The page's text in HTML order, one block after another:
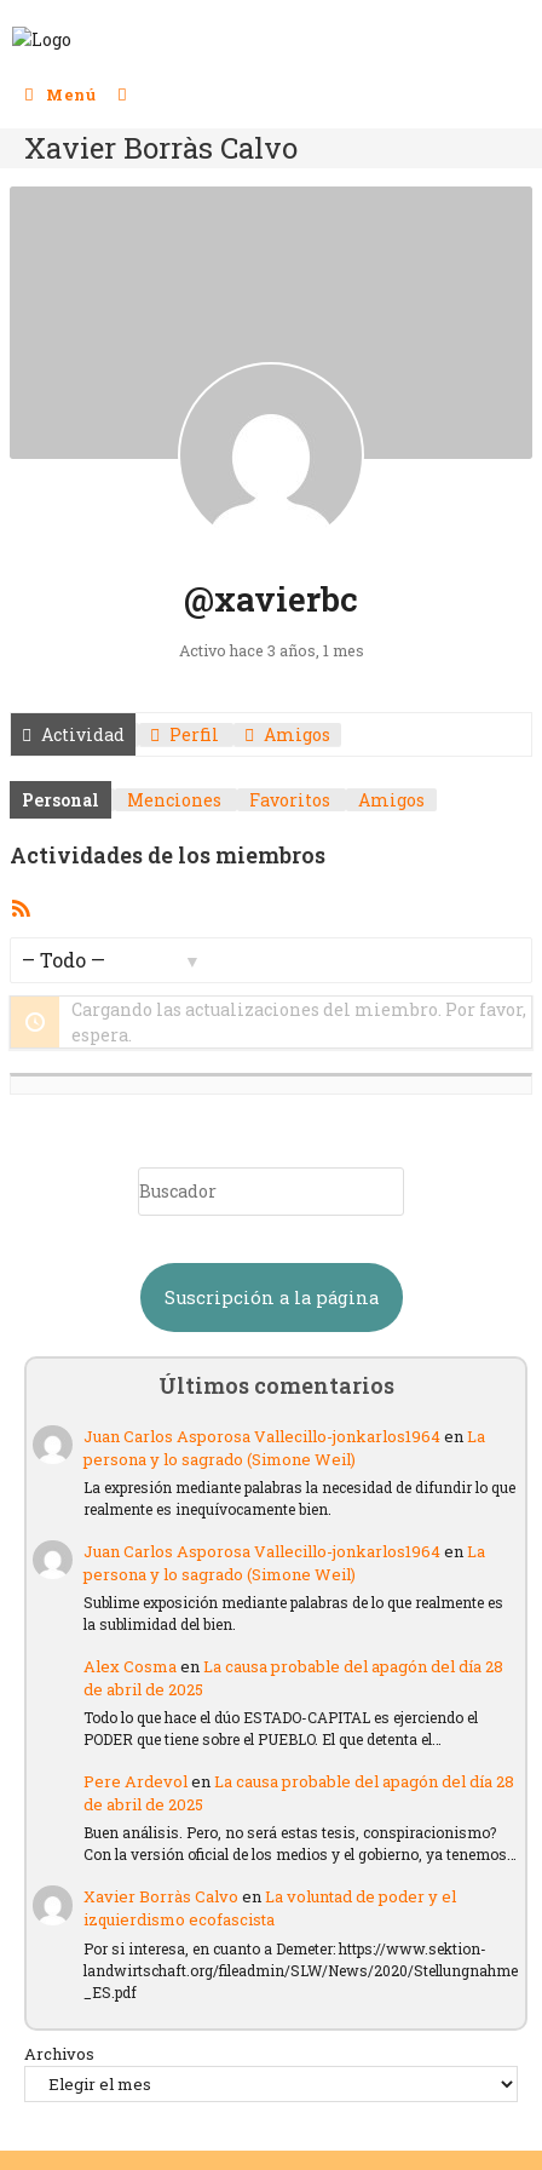
Menú
Xavier Borràs Calvo
@xavierbc
Activo hace 3 años, 1 mes
Actividad Perfil Amigos
Personal Menciones Favoritos Amigos
Actividades de los miembros
Cargando las actualizaciones del miembro. Por favor,
espera.
Suscripción a la página
Últimos comentarios
Juan Carlos Asporosa Vallecillo-jonkarlos1964enLa
persona y lo sagrado (Simone Weil)
La expresión mediante palabras la necesidad de difundir lo que
realmente es inequívocamente bien.
Juan Carlos Asporosa Vallecillo-jonkarlos1964enLa
persona y lo sagrado (Simone Weil)
Sublime exposición mediante palabras de lo que realmente es
la sublimidad del bien.
Alex CosmaenLa causa probable del apagón del día 28
de abril de 2025
Todo lo que hace el dúo ESTADO-CAPITAL es ejerciendo el
PODER que tiene sobre el PUEBLO. El que detenta el…
Pere ArdevolenLa causa probable del apagón del día 28
de abril de 2025
Buen análisis. Pero, no será estas tesis, conspiracionismo?
Con la versión oficial de los medios y el gobierno, ya tenemos…
Xavier Borràs Calvo enLa voluntad de poder y el
izquierdismo ecofascista
Por si interesa, en cuanto a Demeter: https://www.sektion-
landwirtschaft.org/fileadmin/SLW/News/2020/Stellungnahme
_ES.pdf
Archivos